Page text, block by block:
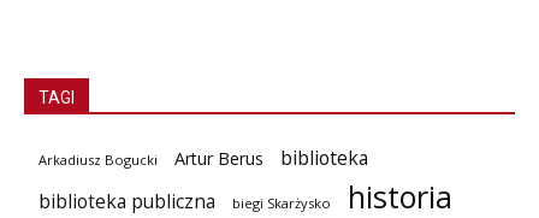
TAGI
Arkadiusz Bogucki Artur Berus
biblioteka
biblioteka publiczna
biegi Skarżysko historia